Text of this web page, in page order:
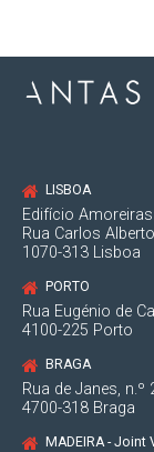
LISBOA
Edifício
Rua Carlos
1070-313 Lisboa
PORTO
Rua Eugénio de
4100-225 Porto
BRAGA
Rua de Janes, n.º
4700-318 Braga
MADEIRA -